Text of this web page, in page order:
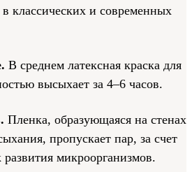
классических и современных
В среднем латексная краска для
высыхает за 4–6 часов.
Пленка, образующаяся на стенах
пропускает пар, за счет
развития микроорганизмов.